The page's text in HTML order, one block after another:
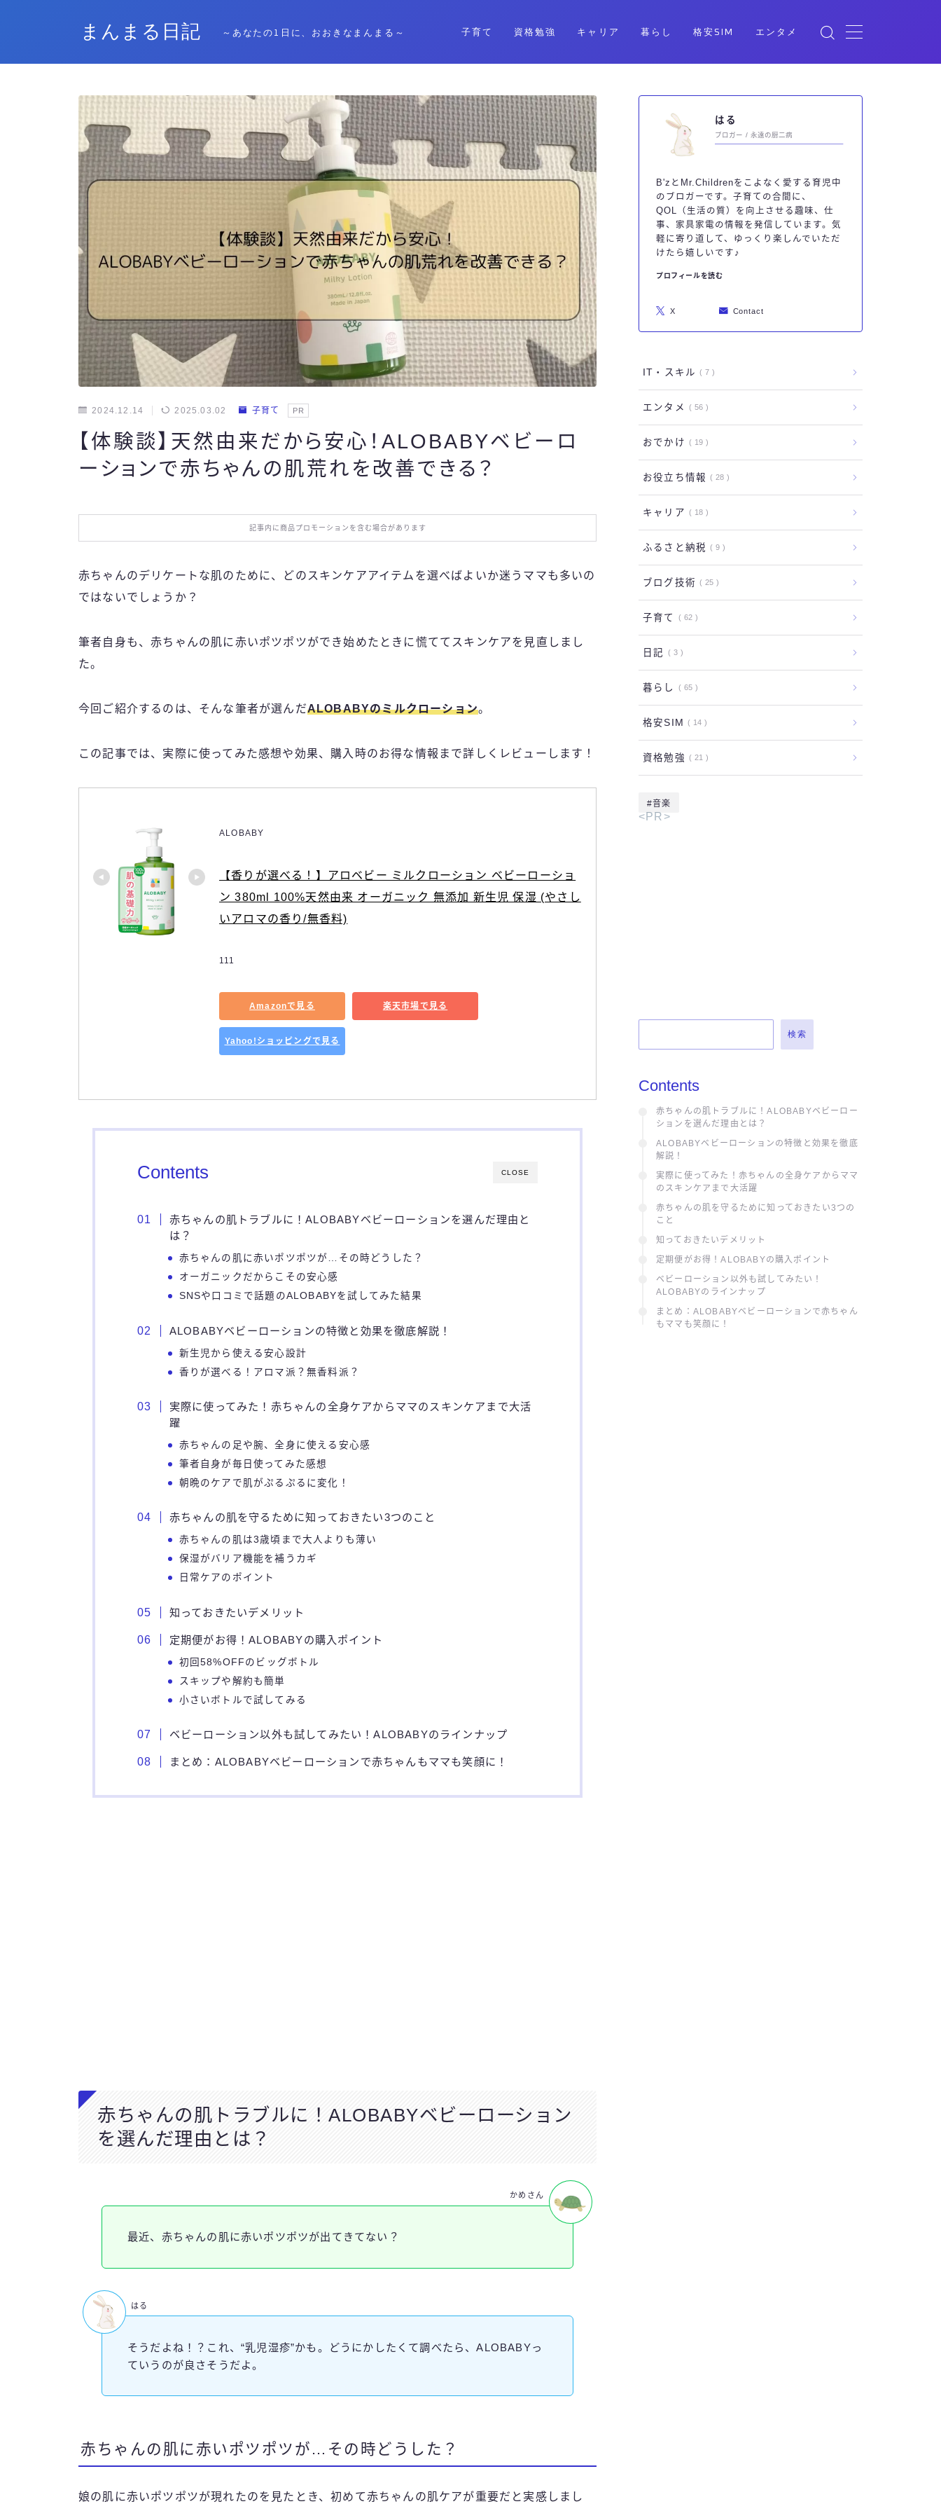
まんまる日記 ～あなたの1日に、おおきなまんまる～ 子育て 資格勉強 キャリア 暮らし 格安SIM エンタメ
格安SIM
暮らし
資格勉強
キャリア
子育て
おでかけ
お役立ち情報
エンタメ
IT・スキル
ふるさと納税
2024.12.14 2025.03.02 子育て PR
【体験談】天然由来だから安心！ALOBABYベビーロ
ーションで赤ちゃんの肌荒れを改善できる？
記事内に商品プロモーションを含む場合があります
赤ちゃんのデリケートな肌のために、どのスキンケアアイテムを選べばよいか迷うママも多いの
ではないでしょうか？
筆者自身も、赤ちゃんの肌に赤いポツポツができ始めたときに慌ててスキンケアを見直しまし
た。
今回ご紹介するのは、そんな筆者が選んだALOBABYのミルクローション。
この記事では、実際に使ってみた感想や効果、購入時のお得な情報まで詳しくレビューします！
ALOBABY
【香りが選べる！】アロベビー ミルクローション ベビーローショ
ン 380ml 100%天然由来 オーガニック 無添加 新生児 保湿 (やさし
いアロマの香り/無香料)
111
Amazonで見る 楽天市場で見る
Yahoo!ショッピングで見る
CLOSE
Contents
赤ちゃんの肌トラブルに！ALOBABYベビーローションを選んだ理由と
は？
赤ちゃんの肌に赤いポツポツが…その時どうした？
オーガニックだからこその安心感
SNSや口コミで話題のALOBABYを試してみた結果
ALOBABYベビーローションの特徴と効果を徹底解説！
新生児から使える安心設計
香りが選べる！アロマ派？無香料派？
実際に使ってみた！赤ちゃんの全身ケアからママのスキンケアまで大活
躍
赤ちゃんの足や腕、全身に使える安心感
筆者自身が毎日使ってみた感想
朝晩のケアで肌がぷるぷるに変化！
赤ちゃんの肌を守るために知っておきたい3つのこと
赤ちゃんの肌は3歳頃まで大人よりも薄い
保湿がバリア機能を補うカギ
日常ケアのポイント
知っておきたいデメリット
定期便がお得！ALOBABYの購入ポイント
初回58%OFFのビッグボトル
スキップや解約も簡単
小さいボトルで試してみる
ベビーローション以外も試してみたい！ALOBABYのラインナップ
まとめ：ALOBABYベビーローションで赤ちゃんもママも笑顔に！
赤ちゃんの肌トラブルに！ALOBABYベビーローション
を選んだ理由とは？
最近、赤ちゃんの肌に赤いポツポツが出てきてない？
かめさん
そうだよね！？これ、“乳児湿疹”かも。どうにかしたくて調べたら、ALOBABYっ
ていうのが良さそうだよ。
はる
赤ちゃんの肌に赤いポツポツが…その時どうした？
娘の肌に赤いポツポツが現れたのを見たとき、初めて赤ちゃんの肌ケアが重要だと実感しまし
はる
ブロガー / 永遠の厨二病
B'zとMr.Childrenをこよなく愛する育児中
のブロガーです。子育ての合間に、
QOL（生活の質）を向上させる趣味、仕
事、家具家電の情報を発信しています。気
軽に寄り道して、ゆっくり楽しんでいただ
けたら嬉しいです♪
プロフィールを読む
X Contact
IT・スキル 7
エンタメ 56
おでかけ 19
お役立ち情報 28
キャリア 18
ふるさと納税 9
ブログ技術 25
子育て 62
日記 3
暮らし 65
格安SIM 14
資格勉強 21
音楽
<PR>
検索
Contents
赤ちゃんの肌トラブルに！ALOBABYベビーロー
ションを選んだ理由とは？
ALOBABYベビーローションの特徴と効果を徹底
解説！
実際に使ってみた！赤ちゃんの全身ケアからママ
のスキンケアまで大活躍
赤ちゃんの肌を守るために知っておきたい3つの
こと
知っておきたいデメリット
定期便がお得！ALOBABYの購入ポイント
ベビーローション以外も試してみたい！
ALOBABYのラインナップ
まとめ：ALOBABYベビーローションで赤ちゃん
もママも笑顔に！